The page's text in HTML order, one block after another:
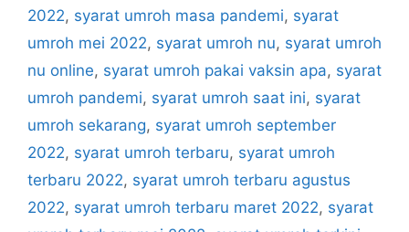
2022, syarat umroh masa pandemi, syarat
umroh mei 2022, syarat umroh nu, syarat umroh
nu online, syarat umroh pakai vaksin apa, syarat
umroh pandemi, syarat umroh saat ini, syarat
umroh sekarang, syarat umroh september
2022, syarat umroh terbaru, syarat umroh
terbaru 2022, syarat umroh terbaru agustus
2022, syarat umroh terbaru maret 2022, syarat